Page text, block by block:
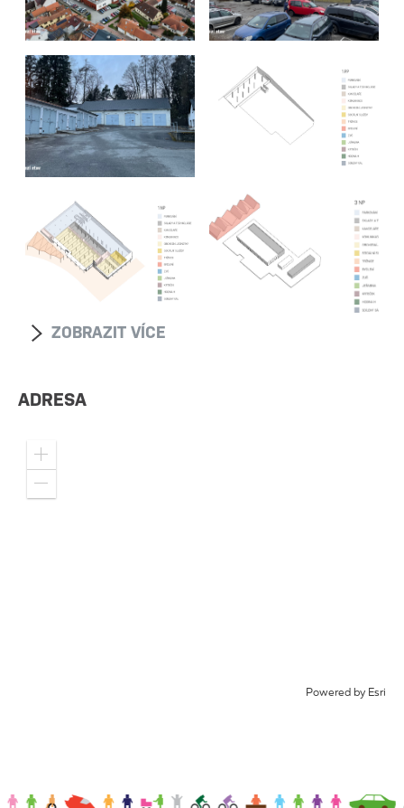
ZOBRAZIT VÍCE
ADRESA
Zoom
out
Powered by Esri